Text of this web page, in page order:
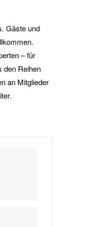
Gäste und
– für
den Reihen
an Mitglieder